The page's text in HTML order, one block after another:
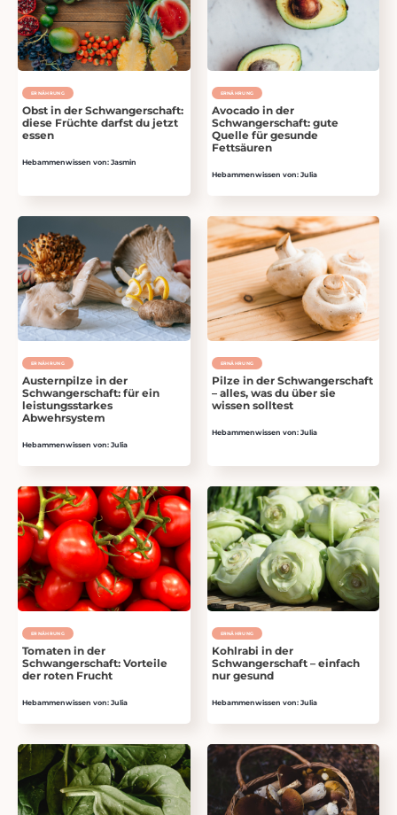
ERNÄHRUNG
Obst in der Schwangerschaft:
diese Früchte darfst du jetzt
essen
Hebammenwissen von: Jasmin
ERNÄHRUNG
Avocado in der
Schwangerschaft: gute
Quelle für gesunde
Fettsäuren
Hebammenwissen von: Julia
ERNÄHRUNG
Austernpilze in der
Schwangerschaft: für ein
leistungsstarkes
Abwehrsystem
Hebammenwissen von: Julia
ERNÄHRUNG
Pilze in der Schwangerschaft
– alles, was du über sie
wissen solltest
Hebammenwissen von: Julia
ERNÄHRUNG
Tomaten in der
Schwangerschaft: Vorteile
der roten Frucht
Hebammenwissen von: Julia
ERNÄHRUNG
Kohlrabi in der
Schwangerschaft – einfach
nur gesund
Hebammenwissen von: Julia